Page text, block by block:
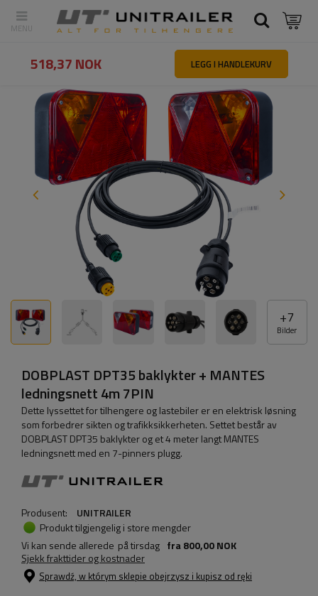
Tilbake Hovedside Belysning og elektrisk utstyr Belysningssett
+7
Bilder
DOBPLAST DPT35 baklykter + MANTES
ledningsnett 4m 7PIN
Dette lyssettet for tilhengere og lastebiler er en elektrisk løsning
som forbedrer sikten og trafikksikkerheten. Settet består av
DOBPLAST DPT35 baklykter og et 4 meter langt MANTES
ledningsnett med en 7-pinners plugg.
Produsent:
UNITRAILER
Produkt tilgjengelig i store mengder
Vi kan sende allerede på tirsdag fra800,00 NOK
Sjekk frakttider og kostnader
Sprawdź, w którym sklepie obejrzysz i kupisz od ręki
518,37 NOK LEGG I HANDLEKURV